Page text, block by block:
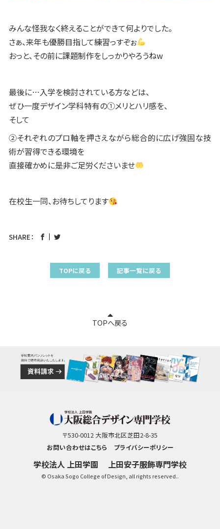
みんな怪我なく終えることができて何よりでした。
さぁ、来年も優勝目指して練習っすぞぉ
おっと、その前に課題制作をしっかりやろうねw
最後に…入学を検討されている方などは、
ぜひ一度デザイン学科特有の①メリとハリ感を、
そして
②それぞれのプロ軸を押さえながら総合的に広げ強固な技
術が習得できる環境を
直接確かめに是非ご足労くださいませ
在校生一同、お待ちしてります
SHARE：
TOPに戻る 記事一覧に戻る
TOPへ戻る
〒530-0012 大阪市北区芝田2-8-35
お問い合わせはこちら
プライバシーポリシー
学校法人 上田学園 上田安子服飾専門学校
© Osaka Sogo College of Design, all rights reserved..